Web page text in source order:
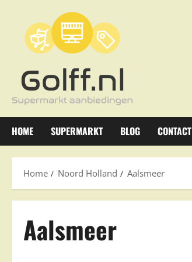
inhoud
HOME SUPERMARKT BLOG CONTACT
Home Noord Holland Aalsmeer
Aalsmeer